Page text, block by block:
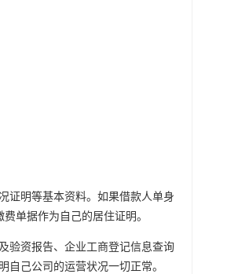
证明等基本资料。如果借款人单身
单据作为自己的居住证明。
验资报告、企业工商登记信息查询
己公司的运营状况一切正常。